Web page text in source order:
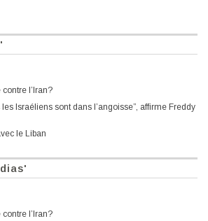
l’Iran?
Israéliens sont dans l’angoisse”, affirme Freddy
le Liban
l’Iran?